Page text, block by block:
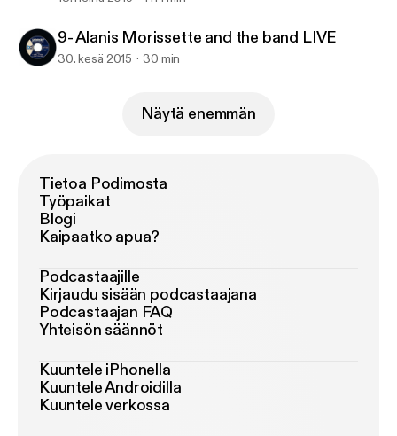
9- Alanis Morissette and the band LIVE
30. kesä 2015 30 min
Näytä enemmän
Tietoa Podimosta
Työpaikat
Blogi
Kaipaatko apua?
Podcastaajille
Kirjaudu sisään podcastaajana
Podcastaajan FAQ
Yhteisön säännöt
Kuuntele iPhonella
Kuuntele Androidilla
Kuuntele verkossa